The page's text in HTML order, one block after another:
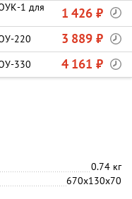
1 для
1 426 ₽
220 3 889 ₽
330 4 161 ₽
0.74 кг
670х130х70